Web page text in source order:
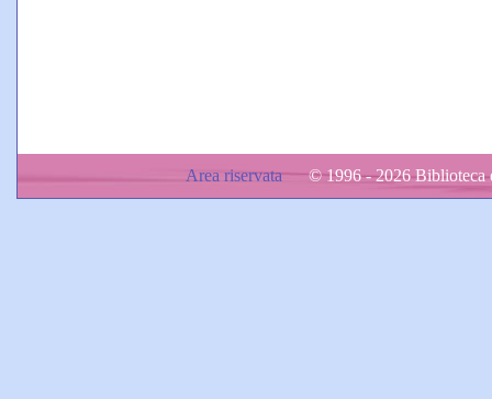
Area riservata© 1996 - 2026 Biblioteca